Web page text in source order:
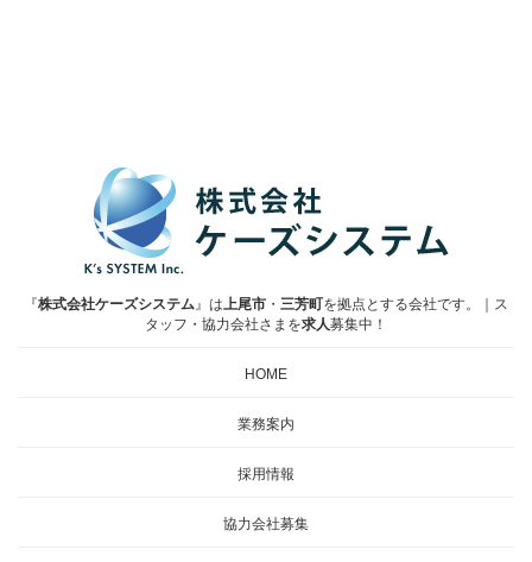
『株式会社ケーズシステム』は上尾市 ・ 三芳町を拠点とする会社です。｜ス
タッフ・協力会社さまを求人募集中！
HOME
業務案内
採用情報
協力会社募集